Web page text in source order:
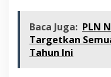
Baca Juga: PLN
Targetkan
Tahun Ini